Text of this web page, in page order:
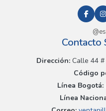
Contacto
Dirección:Calle 44 #
Código
Línea Bogotá:
Línea